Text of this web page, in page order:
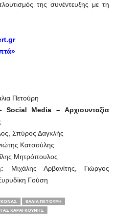
της συνέντευξης με τη
Πετούρη
Social Media – Αρχισυνταξία
Σπύρος Δαγκλής
Κατσούλης
Μητρόπουλος
Μιχάλης Αρβανίτης, Γιώργος
Γούση
ΒΆΛΙΑ ΠΕΤΟΎΡΗ
ΚΑΡΑΓΚΟΥΝΗΣ